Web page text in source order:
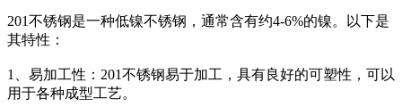
201不锈钢是一种低镍不锈钢，通常含有约4-6%的镍。以下是
其特性：
1、易加工性：201不锈钢易于加工，具有良好的可塑性，可以
用于各种成型工艺。